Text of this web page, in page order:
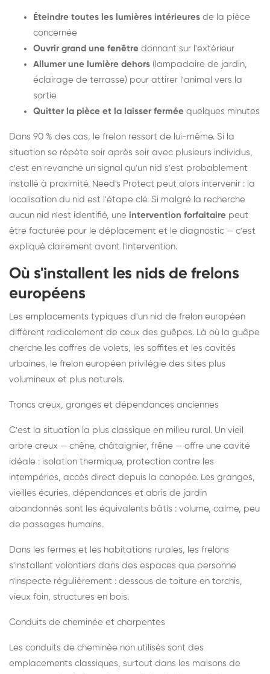
Éteindre toutes les lumières intérieures de la pièce
concernée
Ouvrir grand une fenêtre donnant sur l'extérieur
Allumer une lumière dehors (lampadaire de jardin,
éclairage de terrasse) pour attirer l'animal vers la
sortie
Quitter la pièce et la laisser fermée quelques minutes
Dans 90 % des cas, le frelon ressort de lui-même. Si la
situation se répète soir après soir avec plusieurs individus,
c'est en revanche un signal qu'un nid s'est probablement
installé à proximité. Need's Protect peut alors intervenir : la
localisation du nid est l'étape clé. Si malgré la recherche
aucun nid n'est identifié, une intervention forfaitaire peut
être facturée pour le déplacement et le diagnostic — c'est
expliqué clairement avant l'intervention.
Où s'installent les nids de frelons
européens
Les emplacements typiques d'un nid de frelon européen
diffèrent radicalement de ceux des guêpes. Là où la guêpe
cherche les coffres de volets, les soffites et les cavités
urbaines, le frelon européen privilégie des sites plus
volumineux et plus naturels.
Troncs creux, granges et dépendances anciennes
C'est la situation la plus classique en milieu rural. Un vieil
arbre creux — chêne, châtaignier, frêne — offre une cavité
idéale : isolation thermique, protection contre les
intempéries, accès direct depuis la canopée. Les granges,
vieilles écuries, dépendances et abris de jardin
abandonnés sont les équivalents bâtis : volume, calme, peu
de passages humains.
Dans les fermes et les habitations rurales, les frelons
s'installent volontiers dans des espaces que personne
n'inspecte régulièrement : dessous de toiture en torchis,
vieux foin, structures en bois.
Conduits de cheminée et charpentes
Les conduits de cheminée non utilisés sont des
emplacements classiques, surtout dans les maisons de